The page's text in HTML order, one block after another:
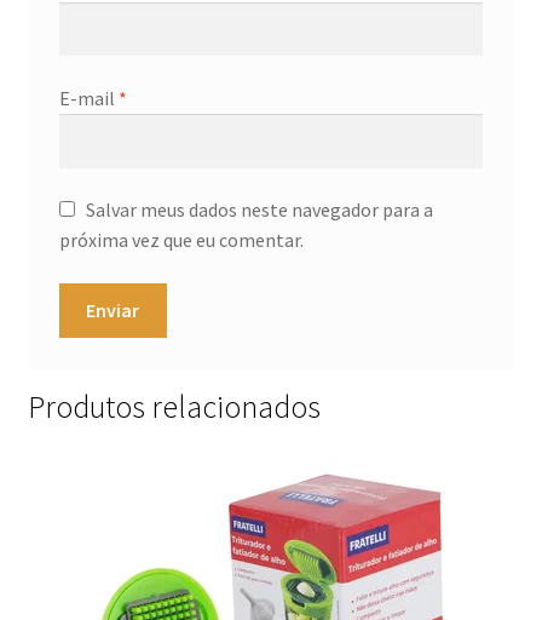
E-mail *
Salvar meus dados neste navegador para a
próxima vez que eu comentar.
Produtos relacionados